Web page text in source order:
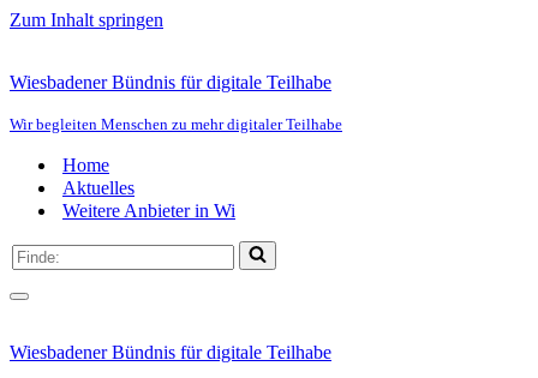
Zum Inhalt springen
Wiesbadener Bündnis für digitale Teilhabe
Wir begleiten Menschen zu mehr digitaler Teilhabe
Home
Aktuelles
Weitere Anbieter in Wi
Suchen
nach …
Navigationsmenü
Wiesbadener Bündnis für digitale Teilhabe